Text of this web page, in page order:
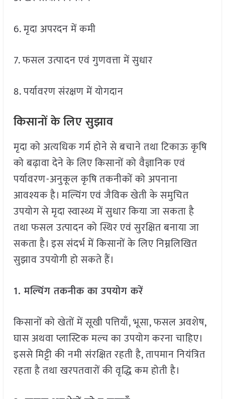
6. मृदा अपरदन में कमी
7. फसल उत्पादन एवं गुणवत्ता में सुधार
8. पर्यावरण संरक्षण में योगदान
किसानों के लिए सुझाव
मृदा को अत्यधिक गर्म होने से बचाने तथा टिकाऊ कृषि
को बढ़ावा देने के लिए किसानों को वैज्ञानिक एवं
पर्यावरण-अनुकूल कृषि तकनीकों को अपनाना
आवश्यक है। मल्चिंग एवं जैविक खेती के समुचित
उपयोग से मृदा स्वास्थ्य में सुधार किया जा सकता है
तथा फसल उत्पादन को स्थिर एवं सुरक्षित बनाया जा
सकता है। इस संदर्भ में किसानों के लिए निम्नलिखित
सुझाव उपयोगी हो सकते हैं।
1. मल्चिंग तकनीक का उपयोग करें
किसानों को खेतों में सूखी पत्तियाँ, भूसा, फसल अवशेष,
घास अथवा प्लास्टिक मल्च का उपयोग करना चाहिए।
इससे मिट्टी की नमी संरक्षित रहती है, तापमान नियंत्रित
रहता है तथा खरपतवारों की वृद्धि कम होती है।